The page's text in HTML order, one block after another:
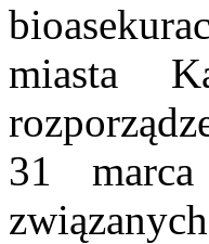
miasta
31